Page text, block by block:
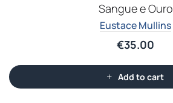
Sangue e Ouro
Eustace Mullins
€35.00
Add to cart